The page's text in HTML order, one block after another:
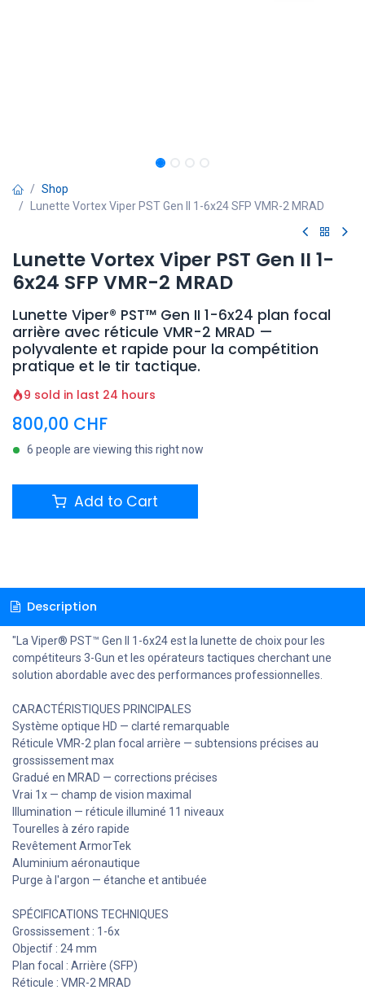
Shop
Lunette Vortex Viper PST Gen II 1-6x24 SFP VMR-2 MRAD
Lunette Vortex Viper PST Gen II 1-
6x24 SFP VMR-2 MRAD
Lunette Viper® PST™ Gen II 1-6x24 plan focal
arrière avec réticule VMR-2 MRAD —
polyvalente et rapide pour la compétition
pratique et le tir tactique.
9 sold in last 24 hours
800,00 CHF
6 people are viewing this right now
Add to Cart
Description
"La Viper® PST™ Gen II 1-6x24 est la lunette de choix pour les
compétiteurs 3-Gun et les opérateurs tactiques cherchant une
solution abordable avec des performances professionnelles.
CARACTÉRISTIQUES PRINCIPALES
Système optique HD — clarté remarquable
Réticule VMR-2 plan focal arrière — subtensions précises au
grossissement max
Gradué en MRAD — corrections précises
Vrai 1x — champ de vision maximal
Illumination — réticule illuminé 11 niveaux
Tourelles à zéro rapide
Revêtement ArmorTek
Aluminium aéronautique
Purge à l'argon — étanche et antibuée
SPÉCIFICATIONS TECHNIQUES
Grossissement : 1-6x
Objectif : 24 mm
Plan focal : Arrière (SFP)
Réticule : VMR-2 MRAD